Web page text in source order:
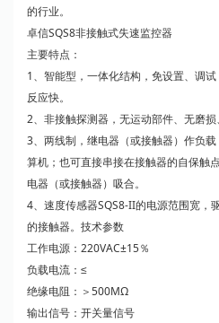
的行业。
卓信SQS8非接触式失速监控器
主要特点：
1、智能型，一体化结构，免设置、调
反应快。
2、非接触探测器，无运动部件、无磨损
3、两线制，继电器（或接触器）作负
算机；也可直接串接在接触器的自保触
电器（或接触器）吸合。
4、速度传感器SQS8-II的电源范围宽，
的接触器。技术参数
工作电源：220VAC±15％
负载电流：≤
绝缘电阻：＞500MΩ
输出信号：开关量信号